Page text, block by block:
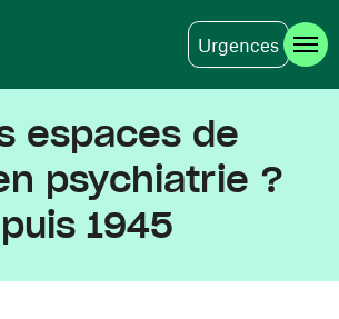
Urgences
espaces de
psychiatrie ?
1945